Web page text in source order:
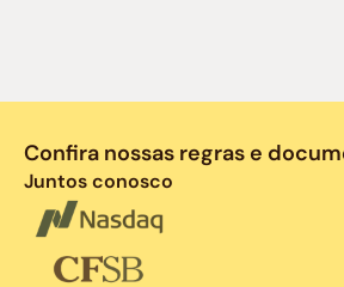
Confira nossas regras e
Juntos conosco